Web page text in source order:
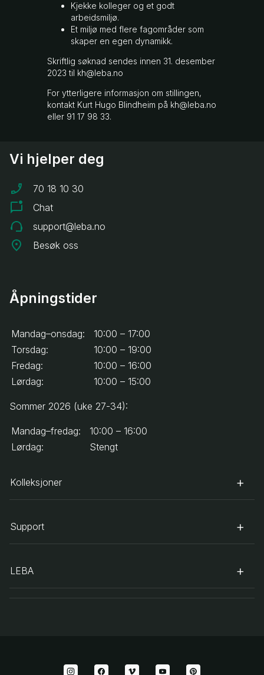
Kjekke kolleger og et godt
arbeidsmiljø.
Et miljø med flere fagområder som
skaper en egen dynamikk.
Skriftlig søknad sendes innen 31. desember
2023 til kh@leba.no
For ytterligere informasjon om stillingen,
kontakt Kurt Hugo Blindheim på kh@leba.no
eller 91 17 98 33.
Vi hjelper deg
70 18 10 30
Chat
support@leba.no
Besøk oss
Åpningstider
Mandag–onsdag:
10:00 – 17:00
Torsdag:
10:00 – 19:00
Fredag:
10:00 – 16:00
Lørdag:
10:00 – 15:00
Sommer 2026 (uke 27-34):
Mandag–fredag:
10:00 – 16:00
Lørdag:
Stengt
Kolleksjoner
Support
LEBA